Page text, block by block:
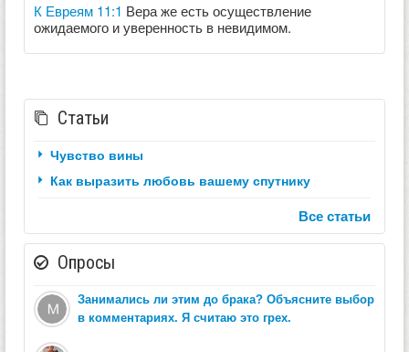
К Евреям 11:1 Вера же есть осуществление
ожидаемого и уверенность в невидимом.
Статьи
Чувство вины
Как выразить любовь вашему спутнику
Все статьи
Опросы
Занимались ли этим до брака? Объясните выбор
в комментариях. Я считаю это грех.